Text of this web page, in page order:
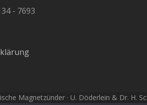
- 7693
Magnetzünder · U. Döderlein & Dr. H.